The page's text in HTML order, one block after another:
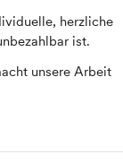
herzliche
ist.
unsere Arbeit
würden wir nicht